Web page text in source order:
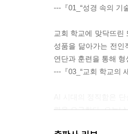
---『01_“성경 속의 기
교회 학교에 맞닥뜨린
성품을 닮아가는 전인
연단과 훈련을 통해
---『03_“교회 학교의
력을 요구한다. 오늘